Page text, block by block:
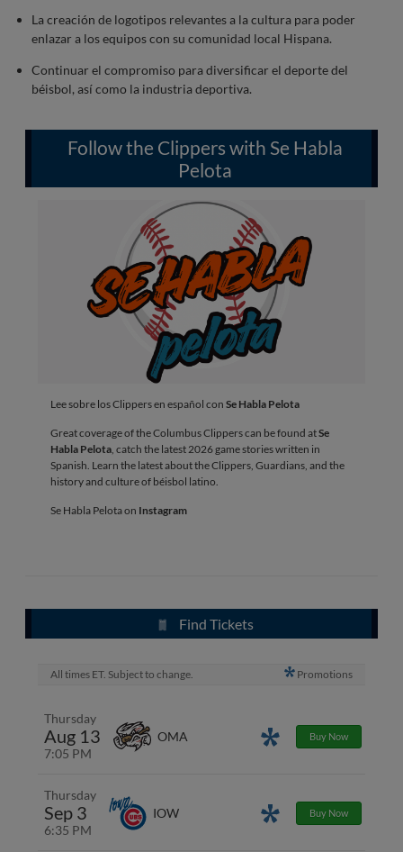
La creación de logotipos relevantes a la cultura para poder
enlazar a los equipos con su comunidad local Hispana.
Continuar el compromiso para diversificar el deporte del
béisbol, así como la industria deportiva.
Follow the Clippers with Se Habla
Pelota
Lee sobre los Clippers en español con Se Habla Pelota
Great coverage of the Columbus Clippers can be found atSe
Habla Pelota, catch the latest 2026 game stories written in
Spanish. Learn the latest about the Clippers, Guardians, and the
history and culture of béisbol latino.
Se Habla Pelota on Instagram
Find Tickets
All times ET. Subject to change. Promotions
Thursday
Aug 13
7:05 PM
OMA Promotions
Buy Now
Thursday
Sep 3
6:35 PM
IOW Promotions
Buy Now